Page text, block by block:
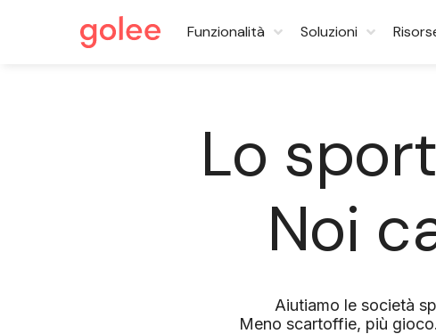
Funzionalità Soluzioni
Lo
Noi
Aiutiamo le società
Meno scartoffie, più